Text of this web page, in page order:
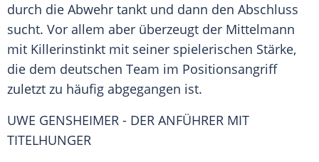
durch die Abwehr tankt und dann den Abschluss
sucht. Vor allem aber überzeugt der Mittelmann
mit Killerinstinkt mit seiner spielerischen Stärke,
die dem deutschen Team im Positionsangriff
zuletzt zu häufig abgegangen ist.
UWE GENSHEIMER - DER ANFÜHRER MIT
TITELHUNGER